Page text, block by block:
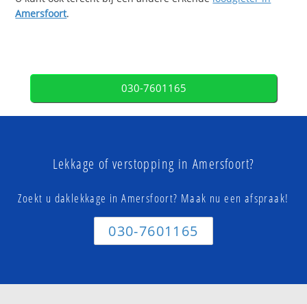
Amersfoort.
030-7601165
Lekkage of verstopping in Amersfoort?
Zoekt u daklekkage in Amersfoort? Maak nu een afspraak!
030-7601165